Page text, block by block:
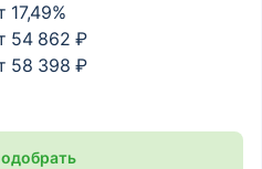
17,49%
54 862 ₽
58 398 ₽